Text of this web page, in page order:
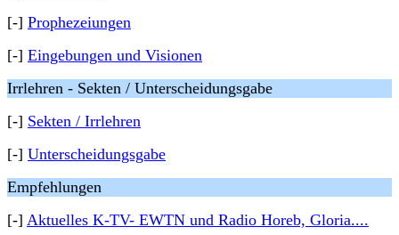
[-] Prophezeiungen
[-] Eingebungen und Visionen
Irrlehren - Sekten / Unterscheidungsgabe
[-] Sekten / Irrlehren
[-] Unterscheidungsgabe
Empfehlungen
[-] Aktuelles K-TV- EWTN und Radio Horeb, Gloria....